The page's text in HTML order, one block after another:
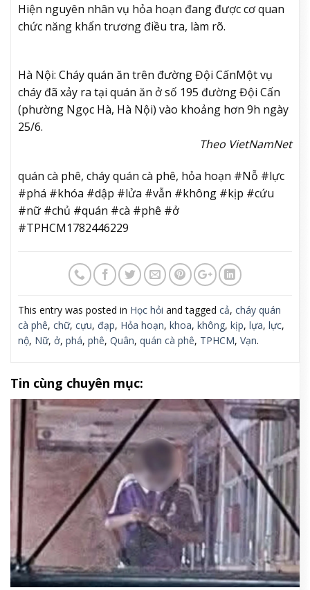
Hiện nguyên nhân vụ hỏa hoạn đang được cơ quan
chức năng khẩn trương điều tra, làm rõ.
Hà Nội: Cháy quán ăn trên đường Đội CấnMột vụ
cháy đã xảy ra tại quán ăn ở số 195 đường Đội Cấn
(phường Ngọc Hà, Hà Nội) vào khoảng hơn 9h ngày
25/6.
Theo VietNamNet
quán cà phê, cháy quán cà phê, hỏa hoạn #Nỗ #lực
#phá #khóa #dập #lửa #vẫn #không #kịp #cứu
#nữ #chủ #quán #cà #phê #ở
#TPHCM1782446229
This entry was posted in Học hỏi and tagged cả, cháy quán
cà phê, chữ, cựu, đạp, Hỏa hoạn, khoa, không, kịp, lựa, lực,
nộ, Nữ, ở, phá, phê, Quân, quán cà phê, TPHCM, Vạn.
Tin cùng chuyên mục: